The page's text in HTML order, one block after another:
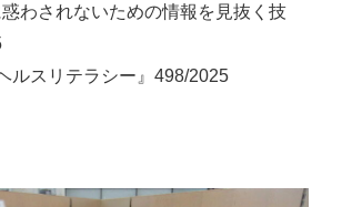
惑わされないための情報を見抜く技
ルスリテラシー』498/2025